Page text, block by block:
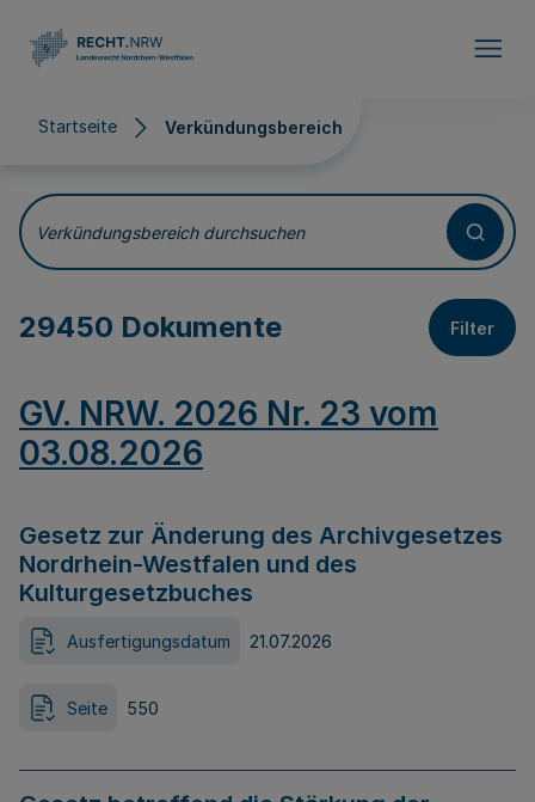
Startseite Verkündungsbereich
Verkündungsbereich
Verkündungsbereich durchsuchen
29450 Dokumente Filter
GV. NRW. 2026 Nr. 23 vom
03.08.2026
Gesetz zur Änderung des Archivgesetzes
Nordrhein-Westfalen und des
Kulturgesetzbuches
Ausfertigungsdatum 21.07.2026
Seite 550